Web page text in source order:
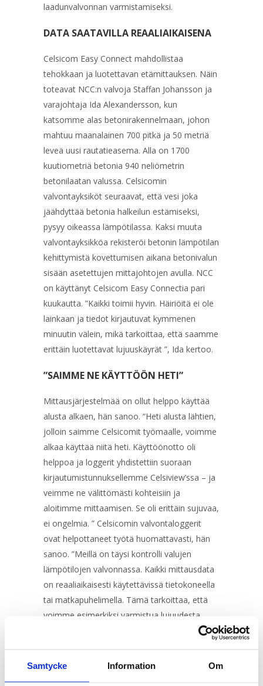
Samtycke Information Om
laadunvalvonnan varmistamiseksi.
DATA SAATAVILLA REAALIAIKAISENA
Celsicom Easy Connect mahdollistaa
tehokkaan ja luotettavan etämittauksen. Näin
toteavat NCC:n valvoja Staffan Johansson ja
varajohtaja Ida Alexandersson, kun
katsomme alas betonirakennelmaan, johon
mahtuu maanalainen 700 pitkä ja 50 metriä
leveä uusi rautatieasema. Alla on 1700
kuutiometriä betonia 940 neliömetrin
betonilaatan valussa. Celsicomin
valvontayksiköt seuraavat, että vesi joka
jäähdyttää betonia halkeilun estämiseksi,
pysyy oikeassa lämpötilassa. Kaksi muuta
valvontayksikköa rekisteröi betonin lämpötilan
kehittymistä kovettumisen aikana betonivalun
sisään asetettujen mittajohtojen avulla. NCC
on käyttänyt Celsicom Easy Connectia pari
kuukautta. ”Kaikki toimii hyvin. Häiriöitä ei ole
lainkaan ja tiedot kirjautuvat kymmenen
minuutin välein, mikä tarkoittaa, että saamme
erittäin luotettavat lujuuskäyrät ”, Ida kertoo.
”SAIMME NE KÄYTTÖÖN HETI”
Mittausjärjestelmää on ollut helppo käyttää
alusta alkaen, hän sanoo. “Heti alusta lähtien,
jolloin saimme Celsicomit työmaalle, voimme
alkaa käyttää niitä heti. Käyttöönotto oli
helppoa ja loggerit yhdistettiin suoraan
kirjautumistunnuksellemme Celsiview’ssa – ja
veimme ne välittömästi kohteisiin ja
aloitimme mittaamisen. Se oli erittäin sujuvaa,
ei ongelmia. ” Celsicomin valvontaloggerit
ovat helpottaneet työtä huomattavasti, hän
sanoo. ”Meillä on täysi kontrolli valujen
lämpötilojen valvonnassa. Kaikki mittausdata
on reaaliaikaisesti käytettävissä tietokoneella
tai matkapuhelimella. Tämä tarkoittaa, että
voimme esimerkiksi varmistua lujuudesta
Okei,
muottien purkamisen.”